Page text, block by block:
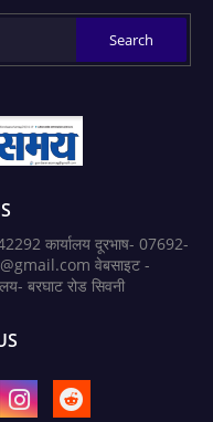
कार्यालय दूरभाष- 07692-
वेबसाइट -
बरघाट रोड सिवनी